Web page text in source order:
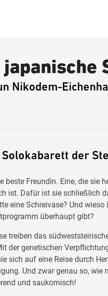
japanische
Nikodem-
der
beste Freundin. Eine, die sie
ist. Dafür ist sie schließlich
eine Schreivase? Und
überhaupt gibt?
treiben das
der genetischen
sich auf eine Reise durch
Und zwar genau so, wie
und saukomisch!